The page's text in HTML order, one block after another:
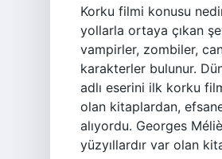
Korku filmi konusu
yollarla ortaya çıkan
vampirler, zombiler,
karakterler bulunur.
adlı eserini ilk korku
olan kitaplardan,
alıyordu. Georges
yüzyıllardır var olan